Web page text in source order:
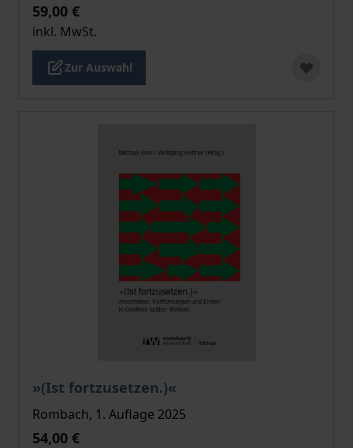
59,00 €
inkl. MwSt.
Zur Auswahl
»(Ist fortzusetzen.)«
Der Preis dieses Titels richtet sich nach der
Rombach, 1. Auflage 2025
54,00 €